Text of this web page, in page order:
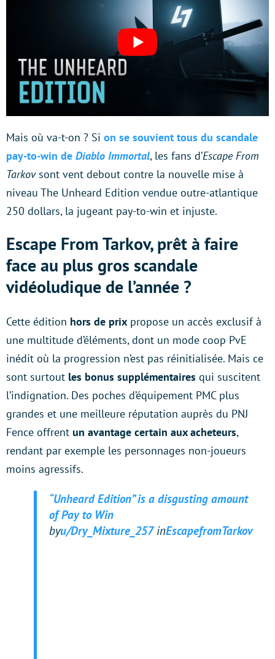
Mais où va-t-on ? Si on se souvient tous du scandale
pay-to-win de Diablo Immortal, les fans d’Escape From
Tarkovsont vent debout contre la nouvelle mise à
niveau The Unheard Edition vendue outre-atlantique
250 dollars, la jugeant pay-to-win et injuste.
Escape From Tarkov, prêt à faire
face au plus gros scandale
vidéoludique de l’année ?
Cette édition hors de prix propose un accès exclusif à
une multitude d’éléments, dont un mode coop PvE
inédit où la progression n’est pas réinitialisée. Mais ce
sont surtout les bonus supplémentaires qui suscitent
l’indignation. Des poches d’équipement PMC plus
grandes et une meilleure réputation auprès du PNJ
Fence offrent un avantage certain aux acheteurs,
rendant par exemple les personnages non-joueurs
moins agressifs.
“Unheard Edition” is a disgusting amount
of Pay to Win
byu/Dry_Mixture_257inEscapefromTarkov